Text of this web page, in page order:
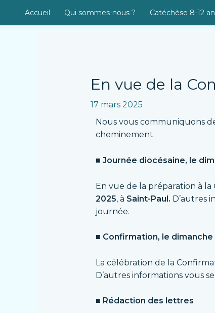
Accueil Qui sommes-nous ? Catéchèse 8-12
En vue de la
17 mars 2025
Nous vous communiquons
cheminement.
■ Journée diocésaine, le
En vue de la préparation à
2025, à Saint-Paul. D’autres
journée.
■ Confirmation, le dimanche
La célébration de la
D’autres informations vous
■ Rédaction des lettres